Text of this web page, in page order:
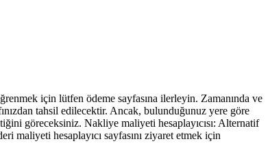
için lütfen ödeme sayfasına ilerleyin. Zamanında ve
tahsil edilecektir. Ancak, bulunduğunuz yere göre
göreceksiniz. Nakliye maliyeti hesaplayıcısı: Alternatif
hesaplayıcı sayfasını ziyaret etmek için